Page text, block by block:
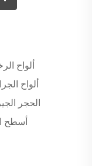
ألواح
ألواح
الحجر
أسطح